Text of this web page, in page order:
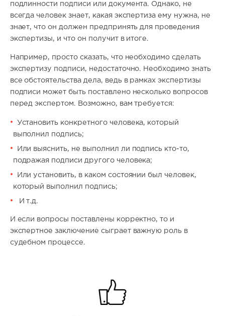
подлинности подписи или документа. Однако, не
всегда человек знает, какая экспертиза ему нужна, не
знает, что он должен предпринять для проведения
экспертизы, и что он получит в итоге.
Например, просто сказать, что необходимо сделать
экспертизу подписи, недостаточно. Необходимо знать
все обстоятельства дела, ведь в рамках экспертизы
подписи может быть поставлено несколько вопросов
перед экспертом. Возможно, вам требуется:
Установить конкретного человека, который
выполнил подпись;
Или выяснить, не выполнил ли подпись кто-то,
подражая подписи другого человека;
Или установить, в каком состоянии был человек,
который выполнил подпись;
И т.д.
И если вопросы поставлены корректно, то и
экспертное заключение сыграет важную роль в
судебном процессе.